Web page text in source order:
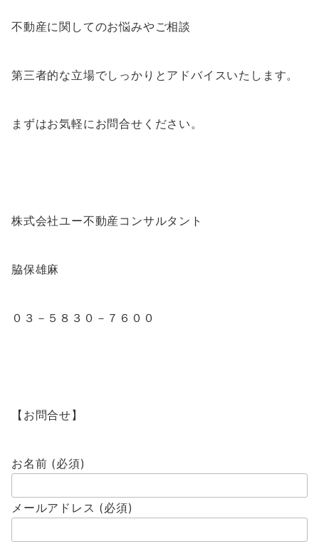
不動産に関してのお悩みやご相談
第三者的な立場でしっかりとアドバイスいたします。
まずはお気軽にお問合せください。
株式会社ユー不動産コンサルタント
脇保雄麻
０３－５８３０－７６００
【お問合せ】
お名前 (必須)
メールアドレス (必須)